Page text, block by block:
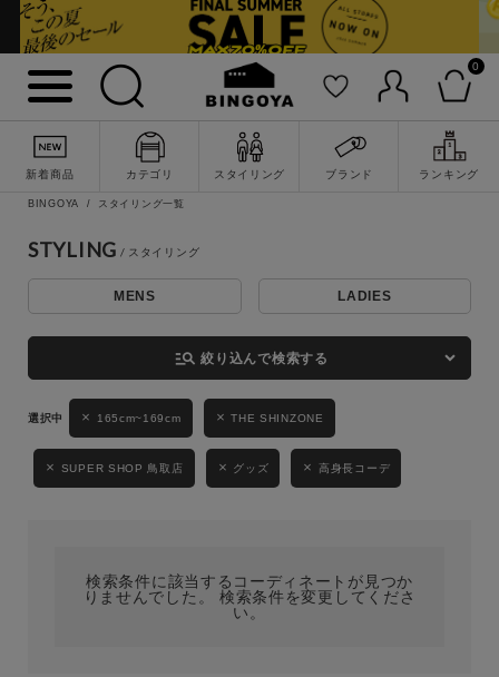
0
新着商品 カテゴリ スタイリング ブランド ランキング
詳細検索
キーワード
性別
MENS LADIES
BINGOYA スタイリング一覧
STYLING
MENS LADIES
manage_search 絞り込んで検索する
165cm~169cm THE SHINZONE
SUPER SHOP 鳥取店 グッズ 高身長コーデ
検索条件に該当するコーディネートが見つか
りませんでした。 検索条件を変更してくださ
い。